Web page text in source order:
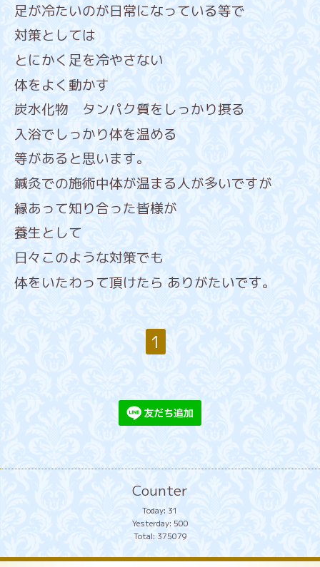
足が冷たいのが日常になっている等で
対策としては
とにかく足を冷やさない
体をよく動かす
炭水化物 タンパク質をしっかり摂る
入浴でしっかり体を温める
等があると思います。
鍼灸での施術中体が温まる人が多いですが
縁あって知り合った皆様が
養生として
日々このような対策でも
体をいたわって頂けたら ありがたいです。
1
Counter
Today: 31
Yesterday: 500
Total: 375079